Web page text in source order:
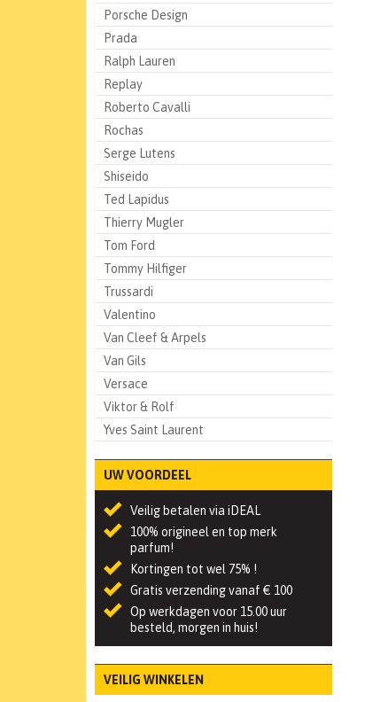
Porsche Design
Prada
Ralph Lauren
Replay
Roberto Cavalli
Rochas
Serge Lutens
Shiseido
Ted Lapidus
Thierry Mugler
Tom Ford
Tommy Hilfiger
Trussardi
Valentino
Van Cleef & Arpels
Van Gils
Versace
Viktor & Rolf
Yves Saint Laurent
UW VOORDEEL
Veilig betalen via iDEAL
100% origineel en top merk
parfum!
Kortingen tot wel 75% !
Gratis verzending vanaf € 100
Op werkdagen voor 15.00 uur
besteld, morgen in huis!
VEILIG WINKELEN